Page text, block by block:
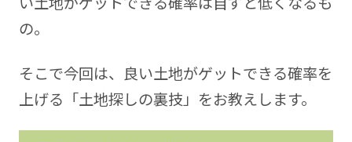
の。
そこで今回は、良い土地がゲットできる確率を
上げる「土地探しの裏技」をお教えします。